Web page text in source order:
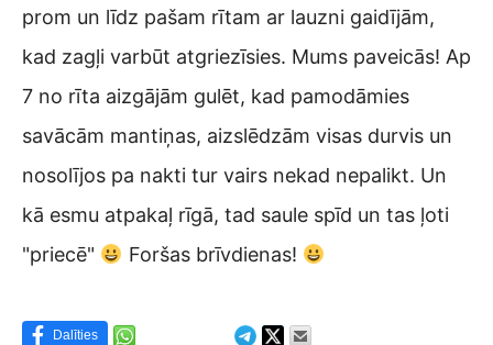
prom un līdz pašam rītam ar lauzni gaidījām,
kad zagļi varbūt atgriezīsies. Mums paveicās! Ap
7 no rīta aizgājām gulēt, kad pamodāmies
savācām mantiņas, aizslēdzām visas durvis un
nosolījos pa nakti tur vairs nekad nepalikt. Un
kā esmu atpakaļ rīgā, tad saule spīd un tas ļoti
"priecē"
Foršas brīvdienas!
Dalīties